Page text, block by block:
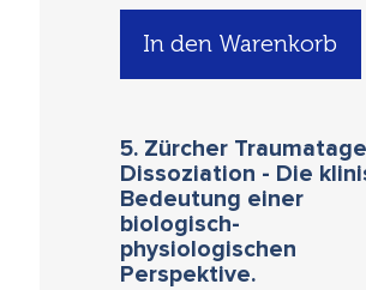
In den Warenkorb
5. Zürcher
Dissoziation - Die
Bedeutung einer
biologisch-
physiologischen
Perspektive.